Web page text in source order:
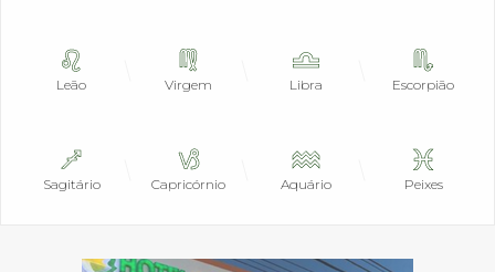
Leão Virgem Libra Escorpião
Sagitário Capricórnio Aquário Peixes